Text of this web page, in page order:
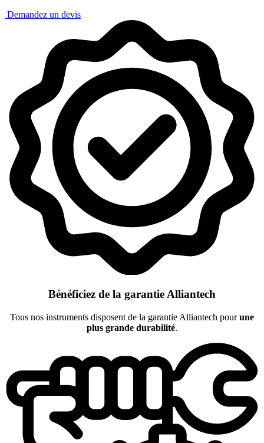
Demandez un devis
Bénéficiez de la garantie Alliantech
Tous nos instruments disposent de la garantie Alliantech pourune
plus grande durabilité.